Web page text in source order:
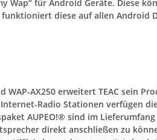
für Android Geräte. Diese
funktioniert diese auf allen Android
WAP-AX250 erweitert TEAC
Internet-Radio Stationen
AUPEO!® sind im
direkt anschließen zu